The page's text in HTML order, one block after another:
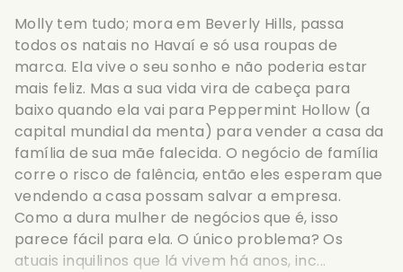
Molly tem tudo; mora em Beverly Hills, passa
todos os natais no Havaí e só usa roupas de
marca. Ela vive o seu sonho e não poderia estar
mais feliz. Mas a sua vida vira de cabeça para
baixo quando ela vai para Peppermint Hollow (a
capital mundial da menta) para vender a casa da
família de sua mãe falecida. O negócio de família
corre o risco de falência, então eles esperam que
vendendo a casa possam salvar a empresa.
Como a dura mulher de negócios que é, isso
parece fácil para ela. O único problema? Os
atuais inquilinos que lá vivem há anos, inc...